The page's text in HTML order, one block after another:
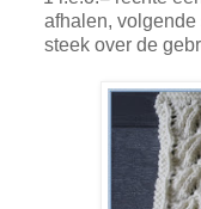
afhalen,
steek over de